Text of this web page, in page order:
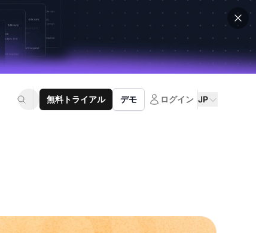
無料トライアル デモ ログイン JP